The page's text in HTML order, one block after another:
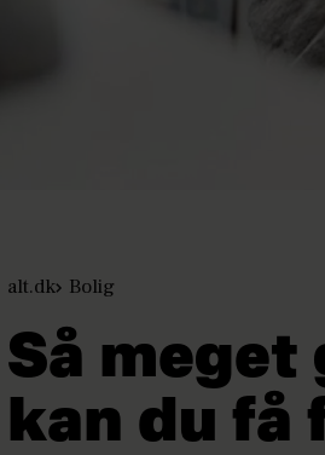
alt.dk Bolig
Så
kan du få